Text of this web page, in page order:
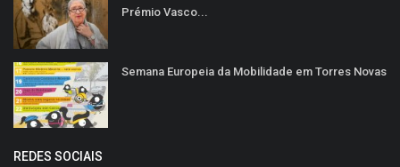
Prémio Vasco...
Semana Europeia da Mobilidade em Torres Novas
REDES SOCIAIS